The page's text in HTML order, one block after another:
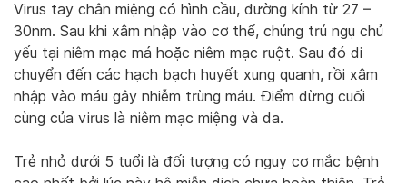
Virus tay chân miệng có hình cầu, đường kính từ 27 –
30nm. Sau khi xâm nhập vào cơ thể, chúng trú ngụ chủ
yếu tại niêm mạc má hoặc niêm mạc ruột. Sau đó di
chuyển đến các hạch bạch huyết xung quanh, rồi xâm
nhập vào máu gây nhiễm trùng máu. Điểm dừng cuối
cùng của virus là niêm mạc miệng và da.
Trẻ nhỏ dưới 5 tuổi là đối tượng có nguy cơ mắc bệnh